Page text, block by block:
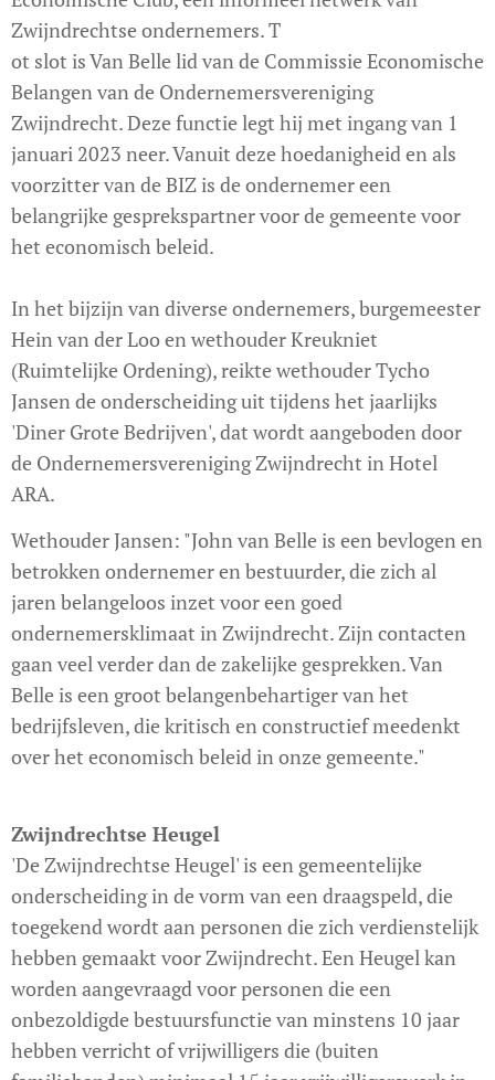
Zwijndrechtse ondernemers. T
ot slot is Van Belle lid van de Commissie Economische
Belangen van de Ondernemersvereniging
Zwijndrecht. Deze functie legt hij met ingang van 1
januari 2023 neer. Vanuit deze hoedanigheid en als
voorzitter van de BIZ is de ondernemer een
belangrijke gesprekspartner voor de gemeente voor
het economisch beleid.
In het bijzijn van diverse ondernemers, burgemeester
Hein van der Loo en wethouder Kreukniet
(Ruimtelijke Ordening), reikte wethouder Tycho
Jansen de onderscheiding uit tijdens het jaarlijks
'Diner Grote Bedrijven', dat wordt aangeboden door
de Ondernemersvereniging Zwijndrecht in Hotel
ARA.
Wethouder Jansen: "John van Belle is een bevlogen en
betrokken ondernemer en bestuurder, die zich al
jaren belangeloos inzet voor een goed
ondernemersklimaat in Zwijndrecht. Zijn contacten
gaan veel verder dan de zakelijke gesprekken. Van
Belle is een groot belangenbehartiger van het
bedrijfsleven, die kritisch en constructief meedenkt
over het economisch beleid in onze gemeente."
Zwijndrechtse Heugel
'De Zwijndrechtse Heugel' is een gemeentelijke
onderscheiding in de vorm van een draagspeld, die
toegekend wordt aan personen die zich verdienstelijk
hebben gemaakt voor Zwijndrecht. Een Heugel kan
worden aangevraagd voor personen die een
onbezoldigde bestuursfunctie van minstens 10 jaar
hebben verricht of vrijwilligers die (buiten